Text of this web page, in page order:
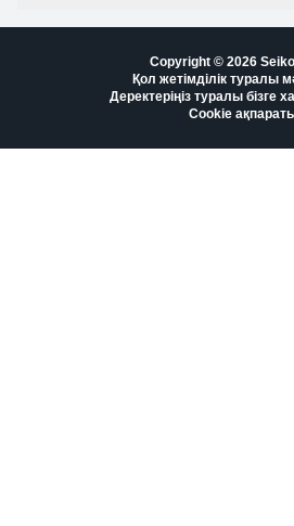
Copyright © 2026
Қол жетімділік туралы
Деректеріңіз туралы бізге
Cookie